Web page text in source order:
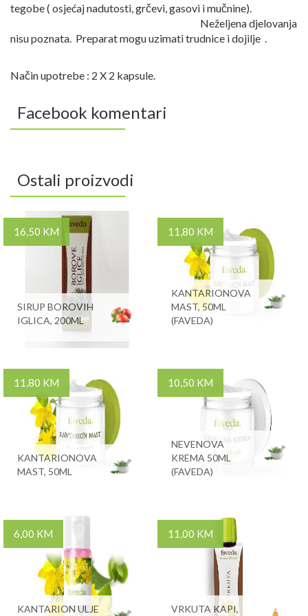
tegobe ( osjećaj nadutosti, grčevi, gasovi i mučnine).
Neželjena djelovanja
nisu poznata. Preparat mogu uzimati trudnice i dojilje .
Način upotrebe : 2 X 2 kapsule.
Facebook komentari
Ostali proizvodi
16,50 KM
SIRUP BOROVIH
IGLICA, 200ML
11,80 KM
KANTARIONOVA
MAST, 50ML
(FAVEDA)
11,80 KM
KANTARIONOVA
MAST, 50ML
10,50 KM
NEVENOVA
KREMA 50ML
(FAVEDA)
6,00 KM
KANTARION ULJE
11,00 KM
VRKUTA KAPI,